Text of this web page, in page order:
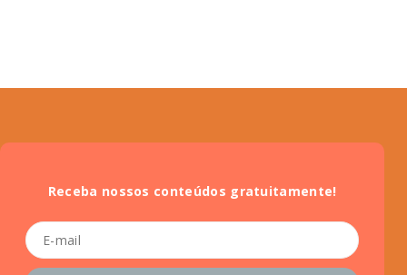
Receba nossos conteúdos gratuitamente!